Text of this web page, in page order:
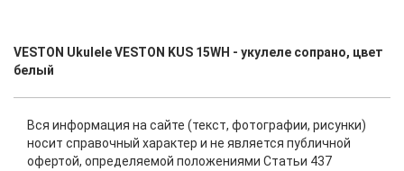
VESTON Ukulele VESTON KUS 15WH - укулеле сопрано, цвет
белый
Вся информация на сайте (текст, фотографии, рисунки)
носит справочный характер и не является публичной
офертой, определяемой положениями Статьи 437